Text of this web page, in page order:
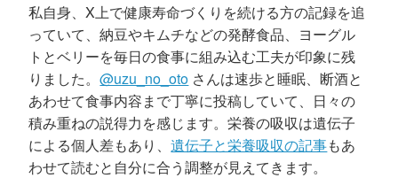
私自身、X上で健康寿命づくりを続ける方の記録を追
っていて、納豆やキムチなどの発酵食品、ヨーグル
トとベリーを毎日の食事に組み込む工夫が印象に残
りました。@uzu_no_oto さんは速歩と睡眠、断酒と
あわせて食事内容まで丁寧に投稿していて、日々の
積み重ねの説得力を感じます。栄養の吸収は遺伝子
による個人差もあり、遺伝子と栄養吸収の記事もあ
わせて読むと自分に合う調整が見えてきます。